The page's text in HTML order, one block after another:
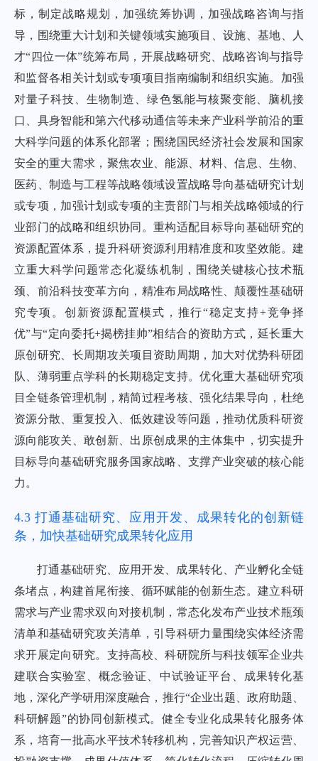
标，制定战略规划，加强统筹协调，加强战略咨询与指
导，围绕重大计划和关键领域实施项目、设施、基地、人
才“四位一体”统筹布局，开展战略研究、战略咨询与指导
和监督各相关计划或专项项目指南编制和组织实施。加强
对量子科技、生物制造、绿色氢能与核聚变能、脑机接
口、具身智能和第六代移动通信等未来产业科学前沿的重
大科学问题的体系化部署；围绕国民经济社会发展和国家
安全的重大需求，聚焦农业、能源、材料、信息、生物、
医药、制造与工程等战略领域设置战略导向基础研究计划
或专项，加强计划或专项的主责部门与相关战略领域的行
业部门的战略和组织协同。重构适配目标导向基础研究的
资源配置体系，提升科研资源利用精准度和攻坚效能。建
立重大科学问题常态化凝练机制，围绕关键核心技术瓶
颈、前沿科技变革方向，精准布局战略性、颠覆性基础研
究专项。创新资源配置模式，推行“稳定支持+竞争择
优”与“定向委托+揭榜挂帅”相结合的资助方式，延长重大
原创研究、长周期攻关项目资助周期，加大对优势科研团
队、薄弱重点学科的长期稳定支持。优化重大基础研究项
目全链条管理机制，精简过程考核、强化结果导向，杜绝
资源分散、重复投入、低效建设等问题，推动优质科研资
源向能攻关、敢创新、出原创成果的主体集中，切实提升
目标导向基础研究服务国家战略、支撑产业突破的核心能
力。
4.3 打通基础研究、应用开发、成果转化的创新链
条，加快基础研究成果转化应用
打通基础研究、应用开发、成果转化、产业孵化全链
条堵点，构建首尾衔接、循环赋能的创新生态。建立科研
需求与产业需求双向对接机制，常态化发布产业技术瓶颈
清单和基础研究攻关清单，引导科研力量围绕实体经济需
求开展定向研究。支持高校、科研院所与科技领军企业共
建联合实验室、概念验证、中试验证平台、成果转化基
地，深化产学研用深度融合，推行“企业出题、政府助题、
科研解题”的协同创新模式。健全专业化成果转化服务体
系，培育一批高水平技术转移机构，完善知识产权运营、